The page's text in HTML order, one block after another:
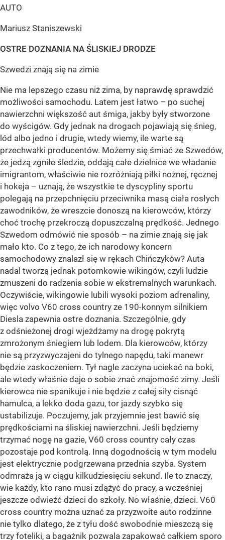
AUTO
Mariusz Staniszewski
OSTRE DOZNANIA NA ŚLISKIEJ DRODZE
Szwedzi znają się na zimie
Nie ma lepszego czasu niż zima, by naprawdę sprawdzić
możliwości samochodu. Latem jest łatwo – po suchej
nawierzchni większość aut śmiga, jakby były stworzone
do wyścigów. Gdy jednak na drogach pojawiają się śnieg,
lód albo jedno i drugie, wtedy wiemy, ile warte są
przechwałki producentów. Możemy się śmiać ze Szwedów,
że jedzą zgniłe śledzie, oddają całe dzielnice we władanie
imigrantom, właściwie nie rozróżniają piłki nożnej, ręcznej
i hokeja – uznają, że wszystkie te dyscypliny sportu
polegają na przepchnięciu przeciwnika masą ciała rosłych
zawodników, że wreszcie donoszą na kierowców, którzy
choć trochę przekroczą dopuszczalną prędkość. Jednego
Szwedom odmówić nie sposób – na zimie znają się jak
mało kto. Co z tego, że ich narodowy koncern
samochodowy znalazł się w rękach Chińczyków? Auta
nadal tworzą jednak potomkowie wikingów, czyli ludzie
zmuszeni do radzenia sobie w ekstremalnych warunkach.
Oczywiście, wikingowie lubili wysoki poziom adrenaliny,
więc volvo V60 cross country ze 190-konnym silnikiem
Diesla zapewnia ostre doznania. Szczególnie, gdy
z odśnieżonej drogi wjeżdżamy na drogę pokrytą
zmrożonym śniegiem lub lodem. Dla kierowców, którzy
nie są przyzwyczajeni do tylnego napędu, taki manewr
będzie zaskoczeniem. Tył nagle zaczyna uciekać na boki,
ale wtedy właśnie daje o sobie znać znajomość zimy. Jeśli
kierowca nie spanikuje i nie będzie z całej siły cisnąć
hamulca, a lekko doda gazu, tor jazdy szybko się
ustabilizuje. Poczujemy, jak przyjemnie jest bawić się
prędkościami na śliskiej nawierzchni. Jeśli będziemy
trzymać nogę na gazie, V60 cross country cały czas
pozostaje pod kontrolą. Inną dogodnością w tym modelu
jest elektrycznie podgrzewana przednia szyba. System
odmraża ją w ciągu kilkudziesięciu sekund. Ile to znaczy,
wie każdy, kto rano musi zdążyć do pracy, a wcześniej
jeszcze odwieźć dzieci do szkoły. No właśnie, dzieci. V60
cross country można uznać za przyzwoite auto rodzinne
nie tylko dlatego, że z tyłu dość swobodnie mieszczą się
trzy foteliki, a bagażnik pozwala zapakować całkiem sporo